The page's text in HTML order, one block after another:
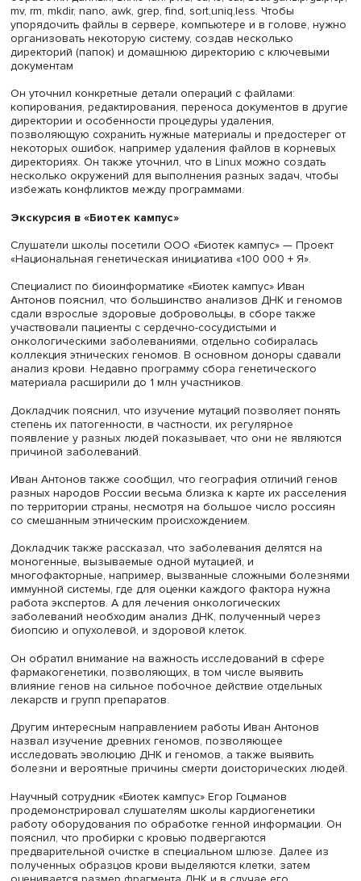
Герман Ашниев
Он пояснил, что работа в и Ubuntu отличается от
Windows, но при этом позволяет писать команды,
историю и выполнение процессов и обращаться к
регулировать доступ к созданным им папкам через
графическую систему и комбинации клавиш.
работы в Linux и Ubuntu с файлами и данными,
из Illumina и других систем секвенирования, отличия в
обработке файлов, полученных с разных типов
оборудования. Пользователь может смотреть,
двигать, переименовывать, копировать, удалять и искать
файлы и директории, используя автозаполнение их
Таким образом, на вводной лекции были рассмотрены
предназначенные для управления файловой системой
обработки данных, включая: pwd, cd, ls, cat, zcat/gunzip/
mv, rm, mkdir, nano, awk, grep, find, sort,uniq,less. Чтобы
упорядочить файлы в сервере, компьютере и в голове,
организовать некоторую систему, создав несколько
директорий (папок) и домашнюю директорию с
документам
копирования, редактирования, переноса документов в
директории и особенности процедуры удаления,
позволяющую сохранить нужные материалы и
некоторых ошибок, например удаления файлов в
директориях. Он также уточнил, что в Linux можно
несколько окружений для выполнения разных задач,
Экскурсия в «Биотек кампус»
«Национальная генетическая инициатива «100 000 + Я».
Специалист по биоинформатике «Биотек кампус» Иван
Антонов пояснил, что большинство анализов ДНК и
сдали взрослые здоровые добровольцы, в сборе
участвовали пациенты с сердечно-сосудистыми и
онкологическими заболеваниями, отдельно
коллекция этнических геномов. В основном доноры
анализ крови. Недавно программу сбора
материала расширили до 1 млн участников.